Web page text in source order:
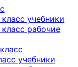
учебники
рабочие
учебники